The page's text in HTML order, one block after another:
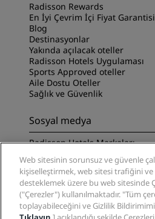
Radisson Rewards
En İyi Çevrim İçi Fiyat Garantisi
Blog
Destinasyonlar
Yakında açılacak oteller
Radisson Hotels Uygulaması
Sports Approved oteller
Aile Dostu Oteller
Sağlık ve Güvenlik
Sosyal medya
Radisson Hotels Markaları
Web sitesinin sorunsuz ve güvenle
kişiselleştirmek, web sitesi trafiğini ve
desteklemek üzere bu web sitesinde
("Çerezler") kullanılmaktadır. "Tüm
toplayabileceğini ve Gizlilik